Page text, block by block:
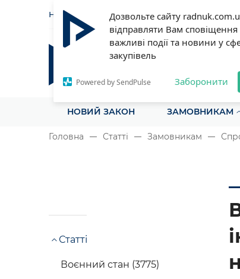
Дозвольте сайту
відправляти Вам
важливі події та новини у
закупівель
Powered by SendPulse Заборонити
НОВИНИ СТАТТІ
Радник у сфері
Все для закупівель на одному порталі
НОВИЙ ЗАКОН ЗАМОВНИКАМ
Головна Статті Замовникам
Статті
Воєнний стан (3775)